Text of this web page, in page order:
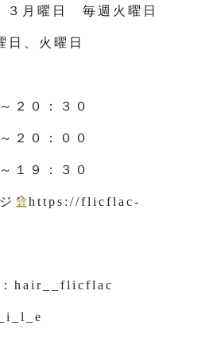
３月曜日 毎週火曜日
日、火曜日
２０：３０
２０：００
１９：３０
https://flicflac-
：hair__flicflac